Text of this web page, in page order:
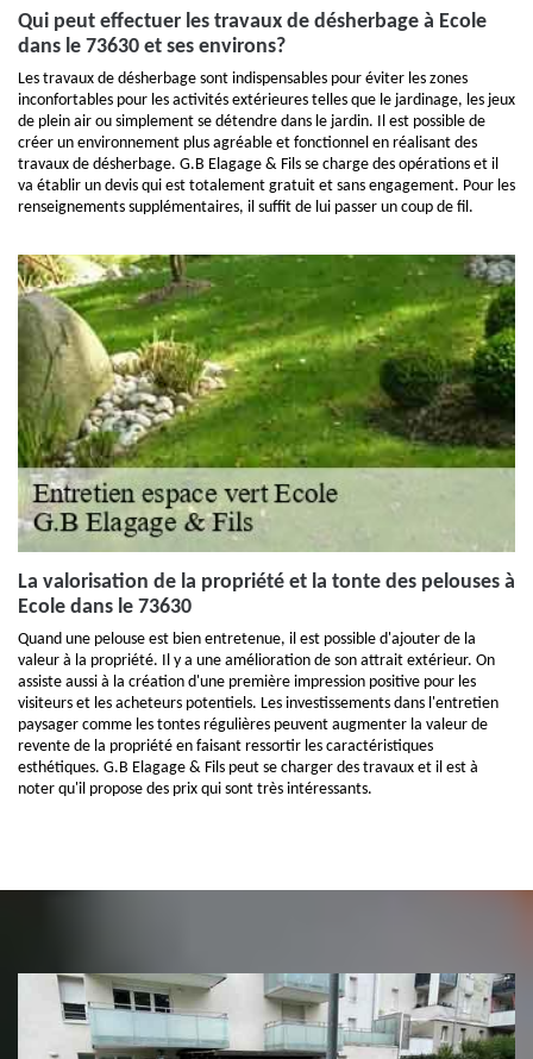
Qui peut effectuer les travaux de désherbage à Ecole
dans le 73630 et ses environs?
Les travaux de désherbage sont indispensables pour éviter les zones
inconfortables pour les activités extérieures telles que le jardinage, les jeux
de plein air ou simplement se détendre dans le jardin. Il est possible de
créer un environnement plus agréable et fonctionnel en réalisant des
travaux de désherbage. G.B Elagage & Fils se charge des opérations et il
va établir un devis qui est totalement gratuit et sans engagement. Pour les
renseignements supplémentaires, il suffit de lui passer un coup de fil.
La valorisation de la propriété et la tonte des pelouses à
Ecole dans le 73630
Quand une pelouse est bien entretenue, il est possible d'ajouter de la
valeur à la propriété. Il y a une amélioration de son attrait extérieur. On
assiste aussi à la création d'une première impression positive pour les
visiteurs et les acheteurs potentiels. Les investissements dans l'entretien
paysager comme les tontes régulières peuvent augmenter la valeur de
revente de la propriété en faisant ressortir les caractéristiques
esthétiques. G.B Elagage & Fils peut se charger des travaux et il est à
noter qu'il propose des prix qui sont très intéressants.